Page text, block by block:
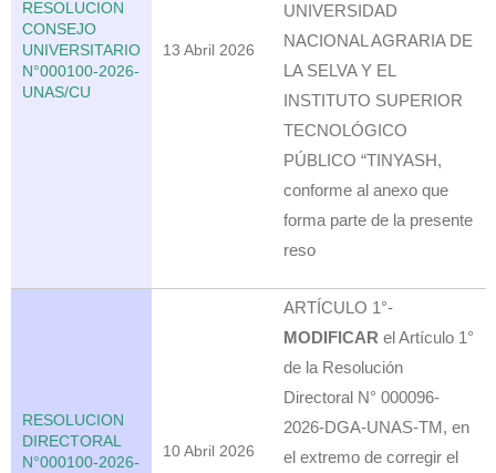
RESOLUCION
CONSEJO
UNIVERSITARIO
N°000100-2026-
UNAS/CU
13 Abril 2026
UNIVERSIDAD
NACIONAL AGRARIA DE
LA SELVA Y EL
INSTITUTO SUPERIOR
TECNOLÓGICO
PÚBLICO “TINYASH,
conforme al anexo que
forma parte de la presente
reso
RESOLUCION
DIRECTORAL
N°000100-2026-
10 Abril 2026
ARTÍCULO 1°-
MODIFICARel Artículo 1°
de la Resolución
Directoral N° 000096-
2026-DGA-UNAS-TM, en
el extremo de corregir el